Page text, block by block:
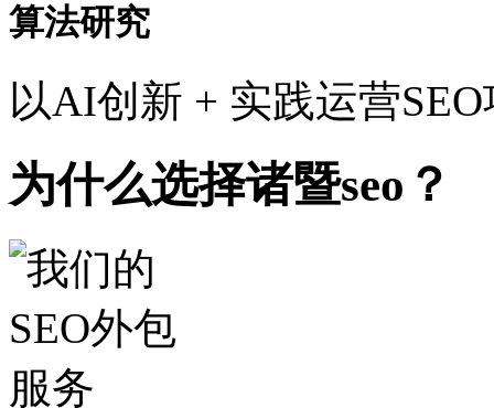
算法研究
以AI创新 + 实践运营
为什么选择诸暨seo？